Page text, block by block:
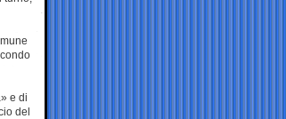
e di
del